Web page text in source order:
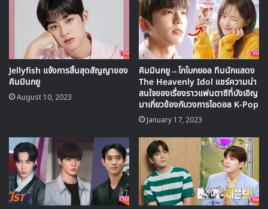
🎙GYUBIN ปลื้มเมืองไทยขนาดไหน? ถึงกลับมาถ่าย
MV เพลงใหม่ LIKE U 100 ที่กรุงเทพ
Jellyfish แจ้งการสิ้นสุดสัญญาของ
คิมมินกยู
August 10, 2023
คิมมินกยู→โกโบกยอล ทีมนักแสดง
The Heavenly Idol แชร์ความน่า
สนใจของเรื่องราวแฟนตาซีที่บังเอิญ
มาเกี่ยวข้องกับวงการไอดอล K-Pop
January 17, 2023